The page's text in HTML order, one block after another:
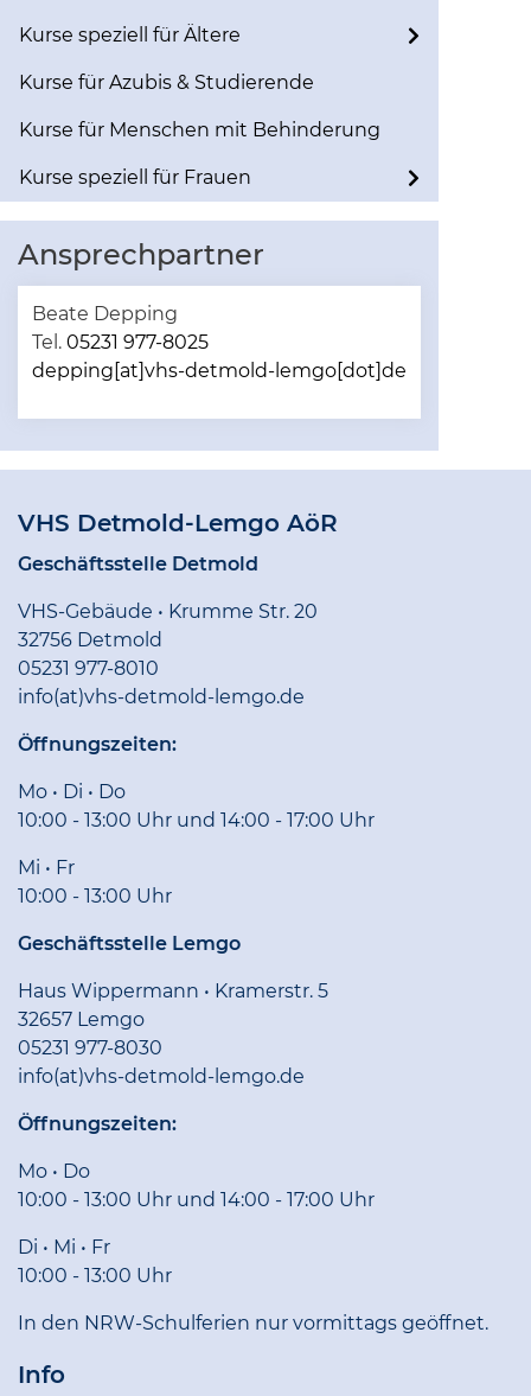
Kurse speziell für Ältere
Kurse für Azubis & Studierende
Kurse für Menschen mit Behinderung
Kurse speziell für Frauen
Ansprechpartner
Beate Depping
Tel. 05231 977-8025
depping[at]vhs-detmold-lemgo[dot]de
VHS Detmold-Lemgo AöR
Geschäftsstelle Detmold
VHS-Gebäude • Krumme Str. 20
32756 Detmold
05231 977-8010
info(at)vhs-detmold-lemgo.de
Öffnungszeiten:
Mo • Di • Do
10:00 - 13:00 Uhr und 14:00 - 17:00 Uhr
Mi • Fr
10:00 - 13:00 Uhr
Geschäftsstelle Lemgo
Haus Wippermann • Kramerstr. 5
32657 Lemgo
05231 977-8030
info(at)vhs-detmold-lemgo.de
Öffnungszeiten:
Mo • Do
10:00 - 13:00 Uhr und 14:00 - 17:00 Uhr
Di • Mi • Fr
10:00 - 13:00 Uhr
In den NRW-Schulferien nur vormittags geöffnet.
Info